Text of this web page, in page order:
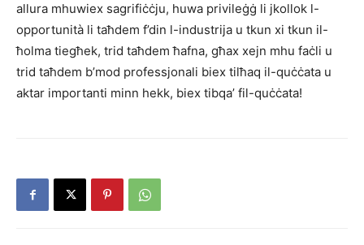
allura mhuwiex sagrifiċċju, huwa privileġġ li jkollok l-
opportunità li taħdem f’din l-industrija u tkun xi tkun il-
ħolma tiegħek, trid taħdem ħafna, għax xejn mhu faċli u
trid taħdem b’mod professjonali biex tilħaq il-quċċata u
aktar importanti minn hekk, biex tibqa’ fil-quċċata!